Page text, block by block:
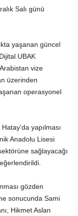
Salı günü
yaşanan güncel
UBAK
vize
üzerinden
operasyonel
yapılması
Anadolu Lisesi
sağlayacağı
gözden
sonucunda Sami
Hikmet Aslan